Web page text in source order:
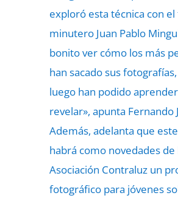
exploró esta técnica con
minutero Juan Pablo
bonito ver cómo los más
han sacado sus
luego han podido
revelar», apunta Fernando
Además, adelanta que
habrá como novedades de
Asociación Contraluz un
fotográfico para jóvenes